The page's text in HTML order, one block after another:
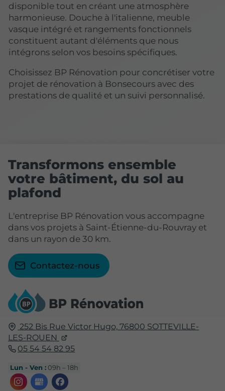
disponible tout en créant une atmosphère
harmonieuse. Douche à l'italienne, meuble
vasque intégré et rangements fonctionnels
constituent autant d'éléments que nous
intégrons selon vos besoins spécifiques.
Choisissez BP Rénovation pour concrétiser votre
projet de rénovation à Bonsecours avec des
prestations de qualité et un suivi personnalisé.
252 Bis Rue Victor Hugo, 76800 SOTTEVILLE-
LES-ROUEN
05 54 54 82 95
Lun - Ven : 09h – 18h
Transformons ensemble
votre bâtiment, du sol au
plafond
L'entreprise BP Rénovation vous accompagne
dans vos projets à Saint-Étienne-du-Rouvray et
dans un rayon de 30 km.
Contactez-nous